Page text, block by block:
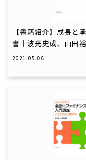
【書籍紹介】成長と
書｜波光史成、山田
2021.05.06